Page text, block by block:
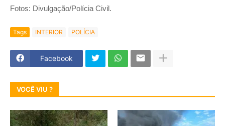
Fotos: Divulgação/Polícia Civil.
Tags INTERIOR POLÍCIA
Facebook
VOCÊ VIU ?